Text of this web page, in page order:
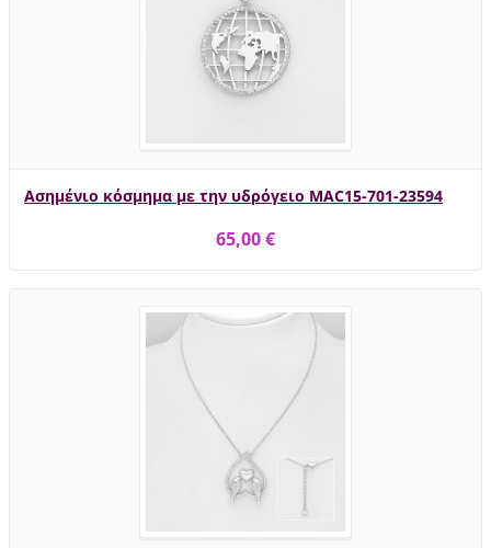
Ασημένιο κόσμημα με την υδρόγειο MAC15-701-23594
65,00 €